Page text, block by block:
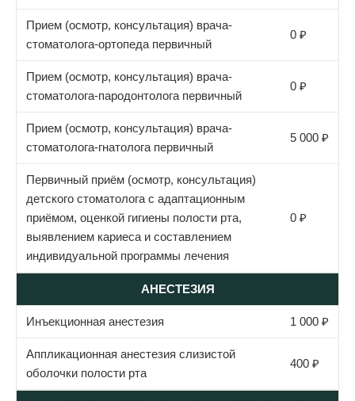
Прием (осмотр, консультация) врача-
стоматолога-ортопеда первичный
0 ₽
Прием (осмотр, консультация) врача-
стоматолога-пародонтолога первичный
0 ₽
Прием (осмотр, консультация) врача-
стоматолога-гнатолога первичный
5 000 ₽
Первичный приём (осмотр, консультация)
детского стоматолога с адаптационным
приёмом, оценкой гигиены полости рта,
выявлением кариеса и составлением
индивидуальной программы лечения
0 ₽
АНЕСТЕЗИЯ
Инъекционная анестезия 1 000 ₽
Аппликационная анестезия слизистой
оболочки полости рта
400 ₽